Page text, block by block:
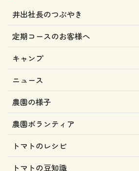
井出社長のつぶやき
定期コースのお客様へ
キャンプ
ニュース
農園の様子
農園ボランティア
トマトのレシピ
トマトの豆知識